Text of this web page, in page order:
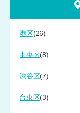
港区 (26)
中央区 (8)
渋谷区 (7)
台東区 (3)